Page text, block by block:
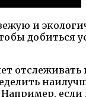
и
добиться
если